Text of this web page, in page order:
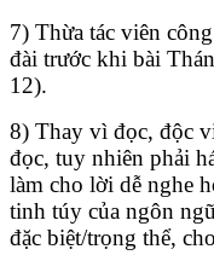
7) Thừa tác viên
đài trước khi bài
12).
8) Thay vì đọc, độc
đọc, tuy nhiên phải
làm cho lời dễ nghe
tinh túy của ngôn
đặc biệt/trọng thể,